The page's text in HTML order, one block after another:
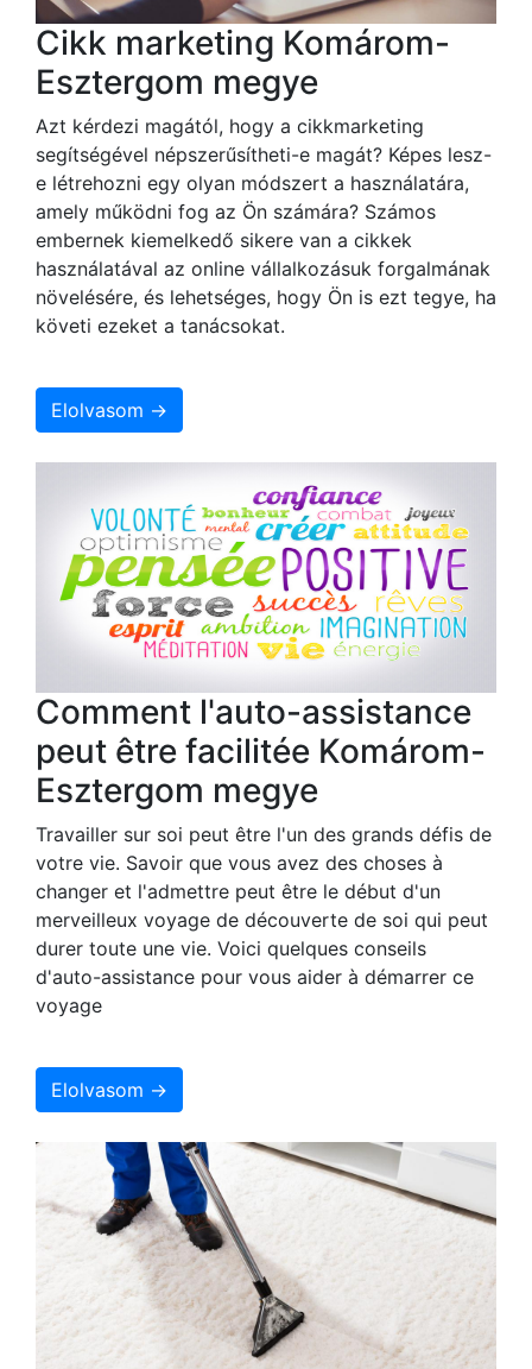
Cikk marketing Komárom-
Esztergom megye
Azt kérdezi magától, hogy a cikkmarketing
segítségével népszerűsítheti-e magát? Képes lesz-
e létrehozni egy olyan módszert a használatára,
amely működni fog az Ön számára? Számos
embernek kiemelkedő sikere van a cikkek
használatával az online vállalkozásuk forgalmának
növelésére, és lehetséges, hogy Ön is ezt tegye, ha
követi ezeket a tanácsokat.
Elolvasom →
Comment l'auto-assistance
peut être facilitée Komárom-
Esztergom megye
Travailler sur soi peut être l'un des grands défis de
votre vie. Savoir que vous avez des choses à
changer et l'admettre peut être le début d'un
merveilleux voyage de découverte de soi qui peut
durer toute une vie. Voici quelques conseils
d'auto-assistance pour vous aider à démarrer ce
voyage
Elolvasom →